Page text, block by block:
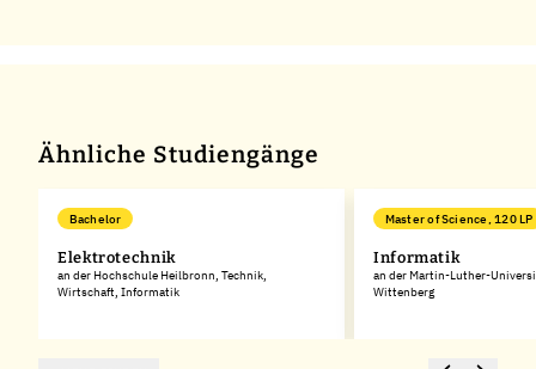
Ähnliche Studiengänge
Bachelor
Elektrotechnik
an der Hochschule Heilbronn, Technik,
Wirtschaft, Informatik
Master of Science, 120 LP
Informatik
an der Martin-Luther-
Wittenberg